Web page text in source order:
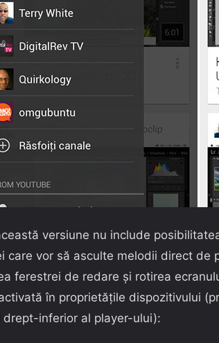
versiune nu include
care vor să asculte melodii direct de
ferestrei de redare și rotirea
în proprietățile dispozitivului
drept-inferior al player-ului):